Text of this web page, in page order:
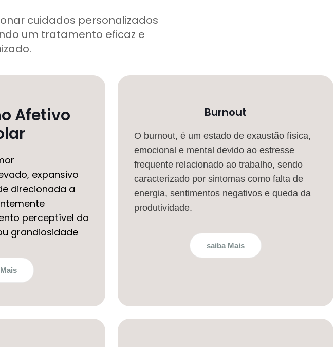
cuidados personalizados
um tratamento eficaz e
Afetivo
expansivo
direcionada a
perceptível da
grandiosidade
Burnout
O burnout, é um estado de exaustão física,
emocional e mental devido ao estresse
frequente relacionado ao trabalho, sendo
caracterizado por sintomas como falta de
energia, sentimentos negativos e queda da
produtividade.
saiba Mais